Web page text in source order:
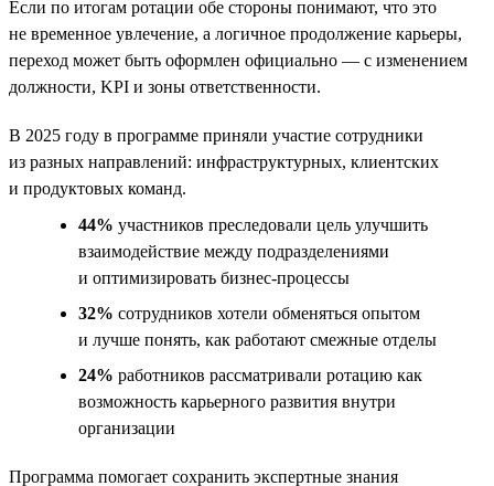
Если по итогам ротации обе стороны понимают, что это
не временное увлечение, а логичное продолжение карьеры,
переход может быть оформлен официально — с изменением
должности, KPI и зоны ответственности.
В 2025 году в программе приняли участие сотрудники
из разных направлений: инфраструктурных, клиентских
и продуктовых команд.
44% участников преследовали цель улучшить
взаимодействие между подразделениями
и оптимизировать бизнес-процессы
32% сотрудников хотели обменяться опытом
и лучше понять, как работают смежные отделы
24% работников рассматривали ротацию как
возможность карьерного развития внутри
организации
Программа помогает сохранить экспертные знания